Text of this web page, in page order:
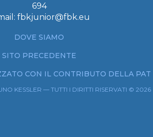
694
fbkjunior@fbk.eu
DOVE SIAMO
SITO PRECEDENTE
CON IL CONTRIBUTO DELLA PAT
KESSLER — TUTTI I DIRITTI RISERVATI © 2026